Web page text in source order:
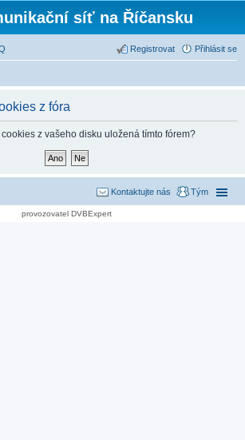
síť na Říčansku
Přihlásit se
Registrovat
z fóra
z vašeho disku uložená tímto fórem?
Tým
Kontaktujte nás
provozovatel DVBExpert